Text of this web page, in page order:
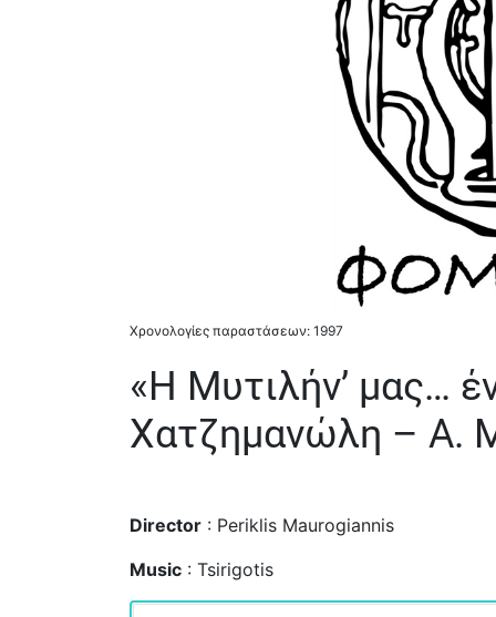
Χρονολογίες παραστάσεων: 1997
«Η Μυτιλήν’ μας…
Χατζημανώλη – Α.
Director : Periklis Maurogiannis
Music : Tsirigotis